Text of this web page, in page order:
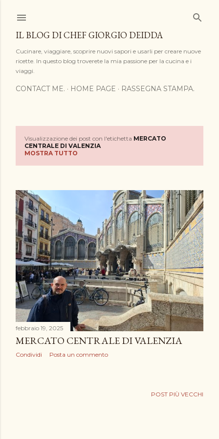
IL BLOG DI CHEF GIORGIO DEIDDA
Cucinare, viaggiare, scoprire nuovi sapori e usarli per creare nuove
ricette. In questo blog troverete la mia passione per la cucina e i
viaggi.
CONTACT ME. HOME PAGE RASSEGNA STAMPA.
o
s
t
Visualizzazione dei post con l'etichetta MERCATO
CENTRALE DI VALENZIA
MOSTRA TUTTO
febbraio 19, 2025
MERCATO CENTRALE DI VALENZIA
Condividi Posta un commento
POST PIÙ VECCHI